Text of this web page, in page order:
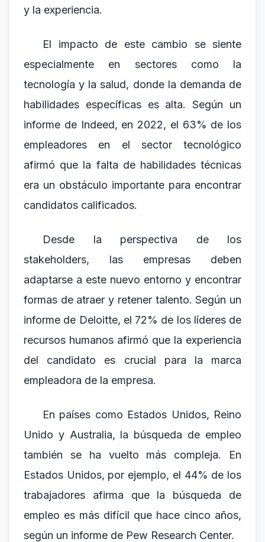
y la experiencia.
El impacto de este cambio se siente
especialmente en sectores como la
tecnología y la salud, donde la demanda de
habilidades específicas es alta. Según un
informe de Indeed, en 2022, el 63% de los
empleadores en el sector tecnológico
afirmó que la falta de habilidades técnicas
era un obstáculo importante para encontrar
candidatos calificados.
Desde la perspectiva de los
stakeholders, las empresas deben
adaptarse a este nuevo entorno y encontrar
formas de atraer y retener talento. Según un
informe de Deloitte, el 72% de los líderes de
recursos humanos afirmó que la experiencia
del candidato es crucial para la marca
empleadora de la empresa.
En países como Estados Unidos, Reino
Unido y Australia, la búsqueda de empleo
también se ha vuelto más compleja. En
Estados Unidos, por ejemplo, el 44% de los
trabajadores afirma que la búsqueda de
empleo es más difícil que hace cinco años,
según un informe de Pew Research Center.